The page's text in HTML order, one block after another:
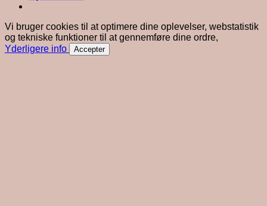
Vi bruger cookies til at optimere dine oplevelser, webstatistik
og tekniske funktioner til at gennemføre dine ordre,
Yderligere info
Accepter